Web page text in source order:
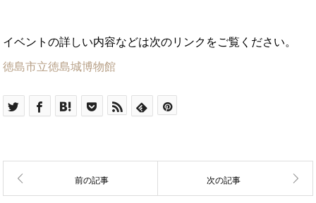
イベントの詳しい内容などは次のリンクをご覧ください。
徳島市立徳島城博物館